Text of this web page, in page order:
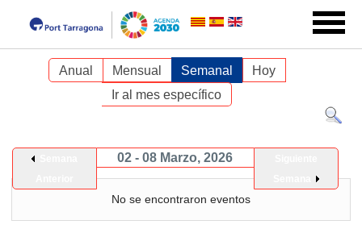
Anual Mensual Semanal
Hoy
Ir al mes específico
02 - 08 Marzo, 2026
No se encontraron eventos